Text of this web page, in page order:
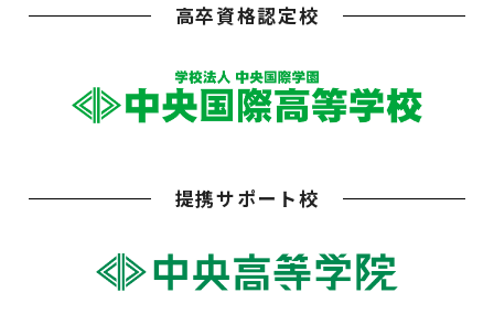
高卒資格認定校
提携サポート校